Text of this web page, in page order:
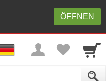
ÖFFNEN